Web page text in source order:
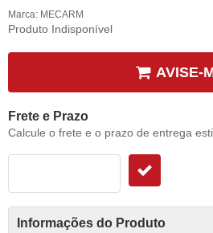
Marca: MECARM
Produto Indisponível
AVISE-
Frete e Prazo
Calcule o frete e o prazo de entrega
Informações do Produto